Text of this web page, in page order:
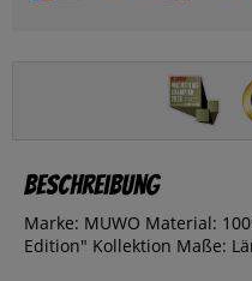
Beschreibung
Marke: MUWO Material:
Edition" Kollektion Maße: